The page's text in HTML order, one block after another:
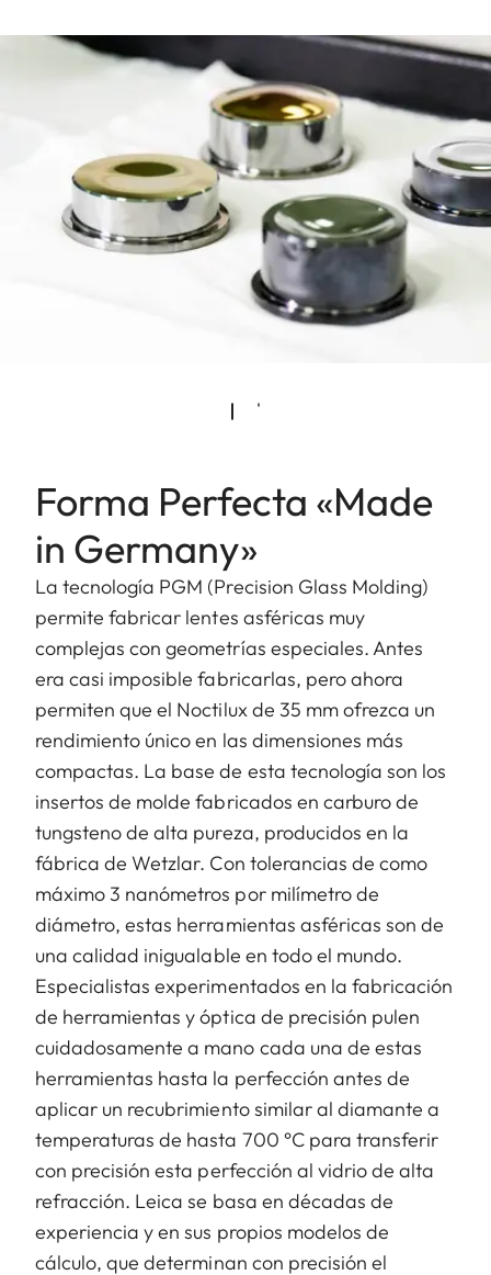
Forma Perfecta «Made
in Germany»
La tecnología PGM (Precision Glass Molding)
permite fabricar lentes asféricas muy
complejas con geometrías especiales. Antes
era casi imposible fabricarlas, pero ahora
permiten que el Noctilux de 35 mm ofrezca un
rendimiento único en las dimensiones más
compactas. La base de esta tecnología son los
insertos de molde fabricados en carburo de
tungsteno de alta pureza, producidos en la
fábrica de Wetzlar. Con tolerancias de como
máximo 3 nanómetros por milímetro de
diámetro, estas herramientas asféricas son de
una calidad inigualable en todo el mundo.
Especialistas experimentados en la fabricación
de herramientas y óptica de precisión pulen
cuidadosamente a mano cada una de estas
herramientas hasta la perfección antes de
aplicar un recubrimiento similar al diamante a
temperaturas de hasta 700 °C para transferir
con precisión esta perfección al vidrio de alta
refracción. Leica se basa en décadas de
experiencia y en sus propios modelos de
cálculo, que determinan con precisión el